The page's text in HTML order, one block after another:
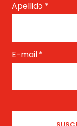
Apellido *
E-mail *